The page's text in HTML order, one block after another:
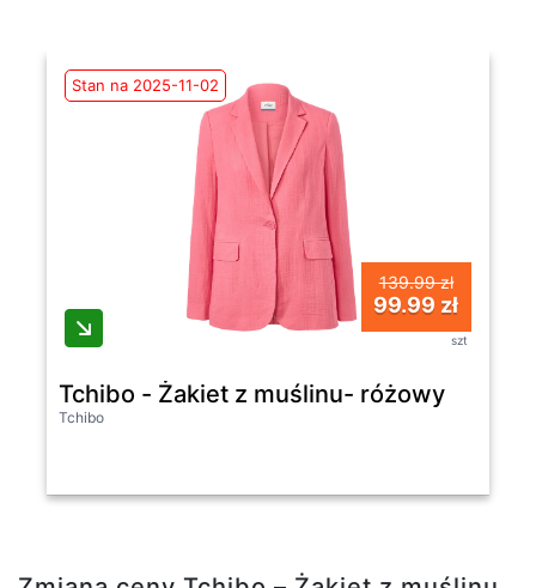
Stan na 2025-11-02
139.99 zł
99.99 zł
szt
Tchibo - Żakiet z muślinu- różowy
Tchibo